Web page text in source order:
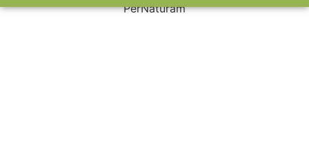
PerNaturam